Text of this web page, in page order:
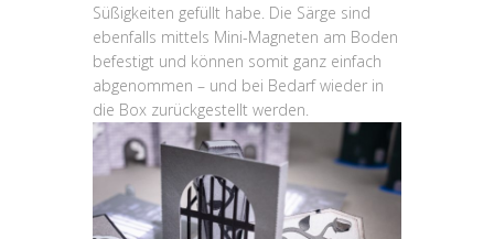
Süßigkeiten gefüllt habe. Die Särge sind
ebenfalls mittels Mini-Magneten am Boden
befestigt und können somit ganz einfach
abgenommen – und bei Bedarf wieder in
die Box zurückgestellt werden.